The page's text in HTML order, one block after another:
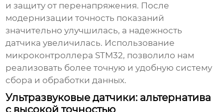
и защиту от перенапряжения. После
модернизации точность показаний
значительно улучшилась, а надежность
датчика увеличилась. Использование
микроконтроллера STM32, позволило нам
реализовать более точную и удобную систему
сбора и обработки данных.
Ультразвуковые датчики: альтернатива
с высокой точностью